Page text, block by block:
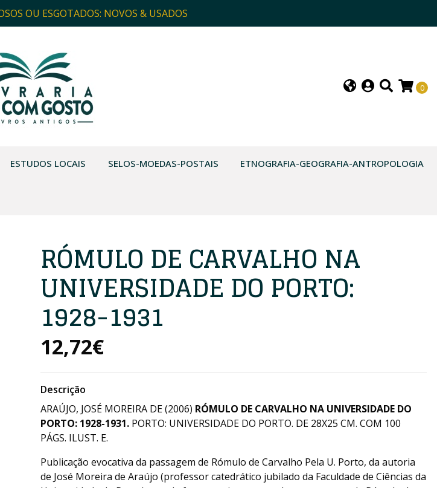
OU ESGOTADOS: NOVOS & USADOS
0
ESTUDOS LOCAIS SELOS-MOEDAS-POSTAIS ETNOGRAFIA-GEOGRAFIA-ANTROPOLOGIA
RÓMULO DE CARVALHO NA
UNIVERSIDADE DO PORTO:
1928-1931
12,72€
Descrição
ARAÚJO, JOSÉ MOREIRA DE (2006) RÓMULO DE CARVALHO NA UNIVERSIDADE DO
PORTO: 1928-1931. PORTO: UNIVERSIDADE DO PORTO. DE 28X25 CM. COM 100
PÁGS. ILUST. E.
Publicação evocativa da passagem de Rómulo de Carvalho Pela U. Porto, da autoria
de José Moreira de Araújo (professor catedrático jubilado da Faculdade de Ciências da